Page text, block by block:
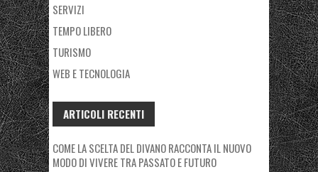
SERVIZI
TEMPO LIBERO
TURISMO
WEB E TECNOLOGIA
ARTICOLI RECENTI
COME LA SCELTA DEL DIVANO RACCONTA IL NUOVO
MODO DI VIVERE TRA PASSATO E FUTURO